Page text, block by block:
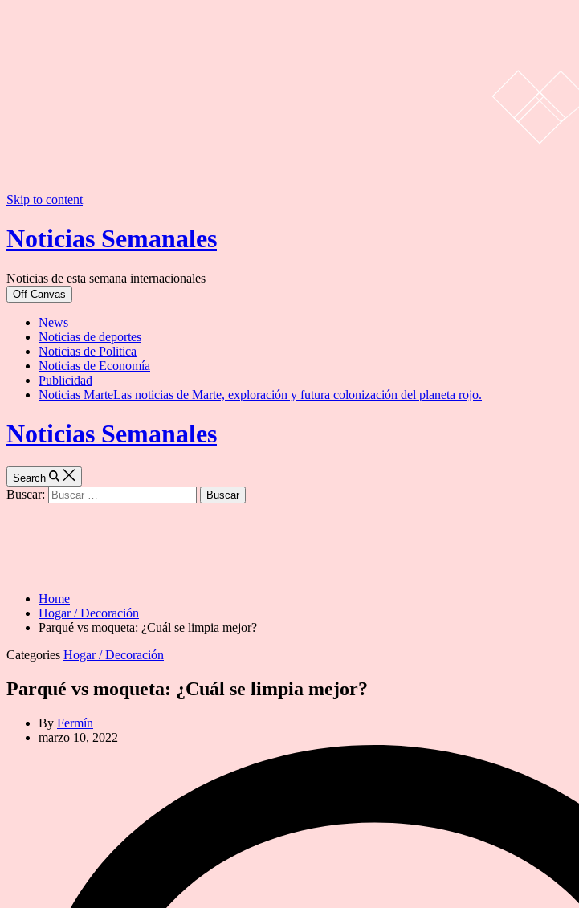
Skip to content
Noticias Semanales
Noticias de esta semana internacionales
Off Canvas
News
Noticias de deportes
Noticias de Politica
Noticias de Economía
Publicidad
Noticias MarteLas noticias de Marte, exploración y futura colonización del planeta rojo.
Noticias Semanales
Search
Buscar:
Home
Hogar / Decoración
Parqué vs moqueta: ¿Cuál se limpia mejor?
Categories Hogar / Decoración
Parqué vs moqueta: ¿Cuál se limpia mejor?
By Fermín
marzo 10, 2022